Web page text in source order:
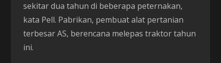
sekitar dua tahun di beberapa peternakan,
kata Pell. Pabrikan, pembuat alat pertanian
terbesar AS, berencana melepas traktor tahun
ini.